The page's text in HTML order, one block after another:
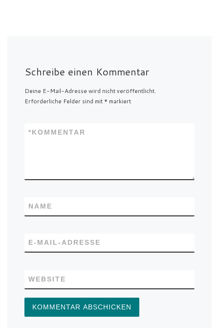
Schreibe einen Kommentar
Deine E-Mail-Adresse wird nicht veröffentlicht.
Erforderliche Felder sind mit * markiert
KOMMENTAR
*
NAME
E-MAIL-ADRESSE
WEBSITE